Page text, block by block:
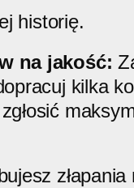
historię.
na jakość:
kilka
złapania